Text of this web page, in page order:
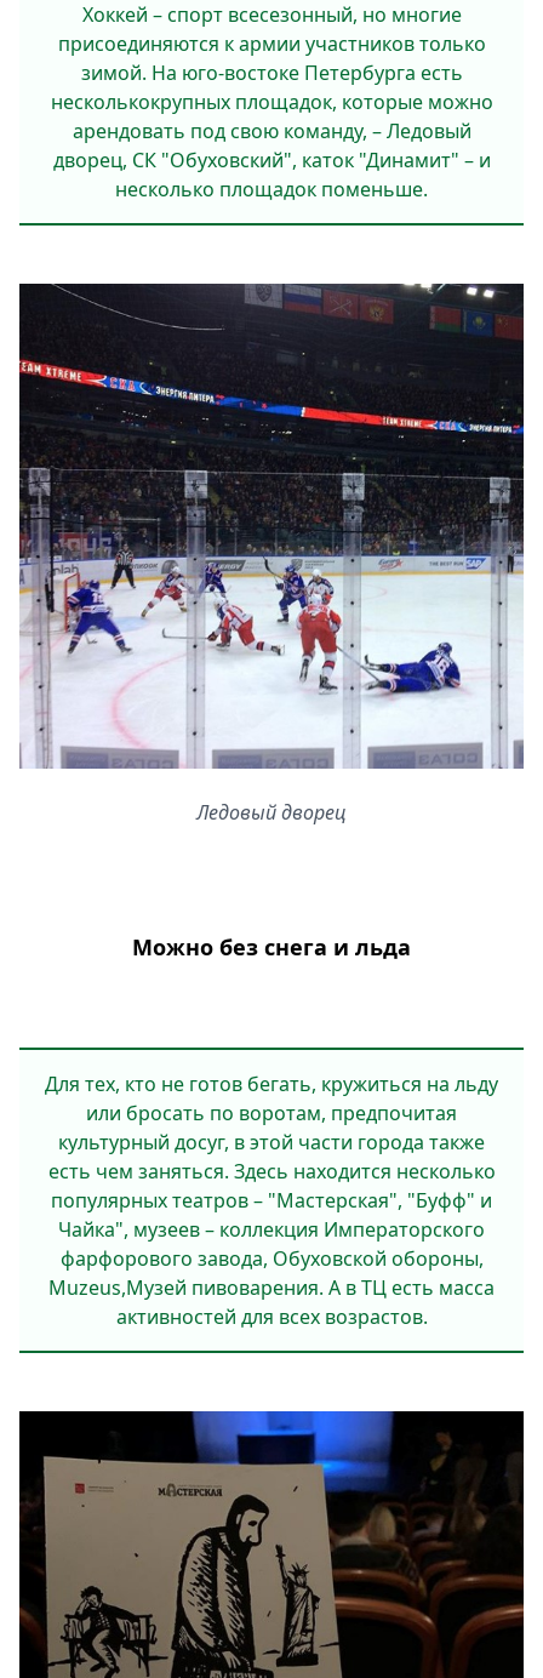
Хоккей – спорт всесезонный, но многие
присоединяются к армии участников только
зимой. На юго-востоке Петербурга есть
несколькокрупных площадок, которые можно
арендовать под свою команду, – Ледовый
дворец, СК "Обуховский", каток "Динамит" – и
несколько площадок поменьше.
Ледовый дворец
Можно без снега и льда
Для тех, кто не готов бегать, кружиться на льду
или бросать по воротам, предпочитая
культурный досуг, в этой части города также
есть чем заняться. Здесь находится несколько
популярных театров – "Мастерская", "Буфф" и
Чайка", музеев – коллекция Императорского
фарфорового завода, Обуховской обороны,
Muzeus,Музей пивоварения. А в ТЦ есть масса
активностей для всех возрастов.